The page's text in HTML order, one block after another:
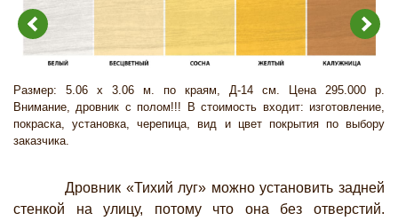
Размер: 5.06 х 3.06 м. по краям, Д-14 см. Цена 295.000 р.
Внимание, дровник с полом!!! В стоимость входит: изготовление,
покраска, установка, черепица, вид и цвет покрытия по выбору
заказчика.
Дровник «Тихий луг» можно установить задней
стенкой на улицу, потому что она без отверстий.